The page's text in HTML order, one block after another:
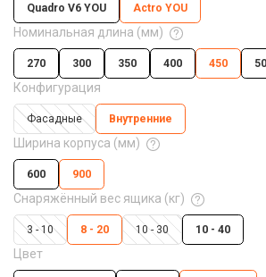
Quadro V6 YOU Actro YOU
Номинальная длина (мм)
270 300 350 400 450
Конфигурация
Фасадные Внутренние
Ширина корпуса (мм)
600 900
Снаряжённый вес ящика (кг)
3 - 10 8 - 20 10 - 30 10 - 40
Цвет